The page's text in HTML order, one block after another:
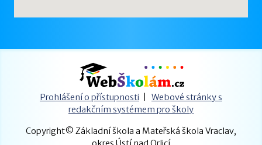
Prohlášení o přístupnosti
Webové stránky s
redakčním systémem pro školy
Copyright© Základní škola a Mateřská škola Vraclav,